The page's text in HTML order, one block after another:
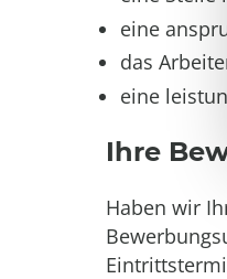
eine
das
eine
Ihre
Haben wir